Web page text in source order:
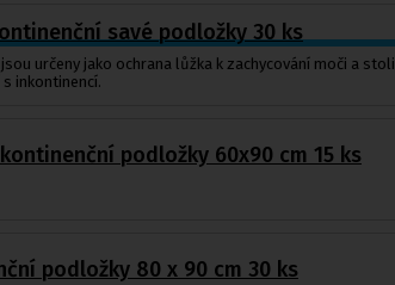
savé podložky 30 ks
určeny jako ochrana lůžka k zachycování moči a
inkontinencí.
podložky 60x90 cm 15 ks
podložky 80 x 90 cm 30 ks